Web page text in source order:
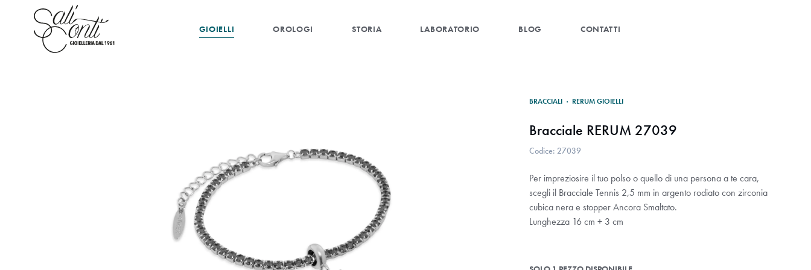
GIOIELLI OROLOGI STORIA LABORATORIO BLOG CONTATTI
BRACCIALI · RERUM GIOIELLI
Bracciale RERUM 27039
Codice: 27039
Per impreziosire il tuo polso o quello di una persona a te cara,
scegli il Bracciale Tennis 2,5 mm in argento rodiato con zirconia
cubica nera e stopper Ancora Smaltato.
Lunghezza 16 cm + 3 cm